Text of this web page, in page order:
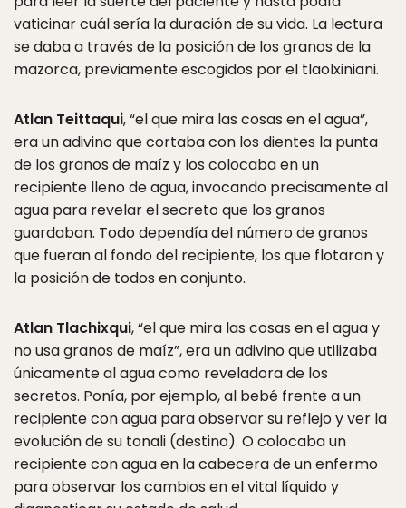
vaticinar cuál sería la duración de su vida. La lectura
se daba a través de la posición de los granos de la
mazorca, previamente escogidos por el tlaolxiniani.
Atlan Teittaqui, “el que mira las cosas en el agua”,
era un adivino que cortaba con los dientes la punta
de los granos de maíz y los colocaba en un
recipiente lleno de agua, invocando precisamente al
agua para revelar el secreto que los granos
guardaban. Todo dependía del número de granos
que fueran al fondo del recipiente, los que flotaran y
la posición de todos en conjunto.
Atlan Tlachixqui, “el que mira las cosas en el agua y
no usa granos de maíz”, era un adivino que utilizaba
únicamente al agua como reveladora de los
secretos. Ponía, por ejemplo, al bebé frente a un
recipiente con agua para observar su reflejo y ver la
evolución de su tonali (destino). O colocaba un
recipiente con agua en la cabecera de un enfermo
para observar los cambios en el vital líquido y